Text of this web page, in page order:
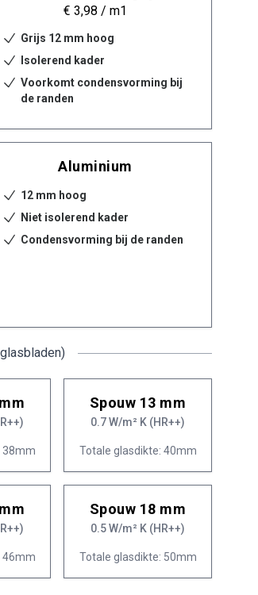
€ 3,98 / m1
Grijs 12 mm hoog
Isolerend kader
Voorkomt condensvorming bij
de randen
Aluminium
12 mm hoog
Niet isolerend kader
Condensvorming bij de randen
38mm
Spouw 13 mm
0.7 W/m² K (HR++)
Totale glasdikte: 40mm
46mm
Spouw 18 mm
0.5 W/m² K (HR++)
Totale glasdikte: 50mm